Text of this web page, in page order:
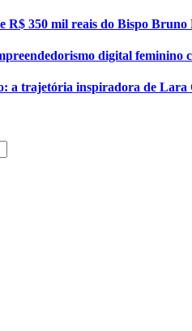
R$ 350 mil reais do Bispo
digital feminino
a trajetória inspiradora de Lara